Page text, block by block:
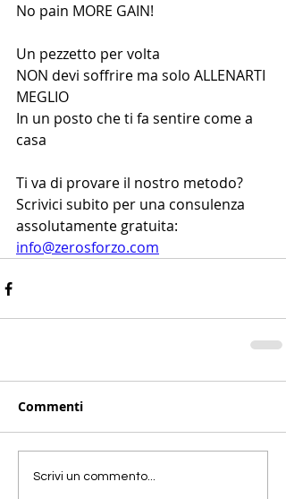
No pain MORE GAIN!
Un pezzetto per volta
NON devi soffrire ma solo ALLENARTI
MEGLIO
In un posto che ti fa sentire come a
casa
Ti va di provare il nostro metodo?
Scrivici subito per una consulenza
assolutamente gratuita:
info@zerosforzo.com
Commenti
Scrivi un commento...